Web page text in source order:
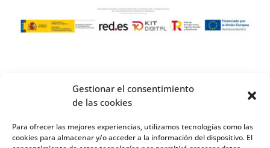
Gestionar el consentimiento
de las cookies
Para ofrecer las mejores experiencias, utilizamos tecnologías como las
cookies para almacenar y/o acceder a la información del dispositivo. El